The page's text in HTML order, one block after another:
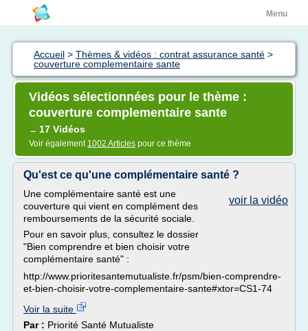
Menu
Accueil > Thèmes & vidéos : contrat assurance santé >
couverture complementaire sante
Vidéos sélectionnées pour le thème :
couverture complementaire sante
→ 17 Vidéos
Voir également 1002 Articles pour ce thème
Qu'est ce qu'une complémentaire santé ?
voir la vidéo
Une complémentaire santé est une
couverture qui vient en complément des
remboursements de la sécurité sociale.
Pour en savoir plus, consultez le dossier
"Bien comprendre et bien choisir votre
complémentaire santé" :
http://www.prioritesantemutualiste.fr/psm/bien-comprendre-
et-bien-choisir-votre-complementaire-sante#xtor=CS1-74
Voir la suite
Par : Priorité Santé Mutualiste